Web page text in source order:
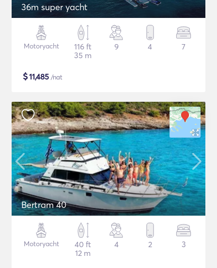
36m super yacht
Motoryacht
116 ft
35 m
9 4 7
$11,485 /nat
Bertram 40
Motoryacht
40 ft
12 m
4 2 3